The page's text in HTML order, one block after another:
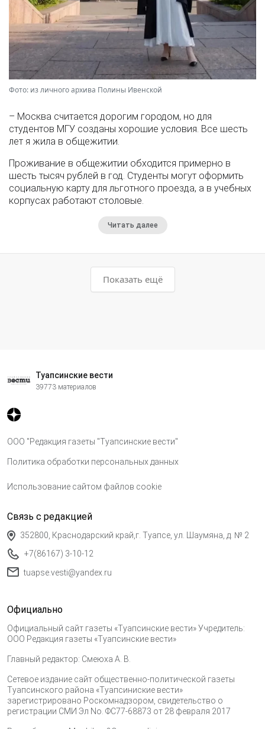
Фото: из личного архива Полины Ивенской
– Москва считается дорогим городом, но для
студентов МГУ созданы хорошие условия. Все шесть
лет я жила в общежитии.
Проживание в общежитии обходится примерно в
шесть тысяч рублей в год. Студенты могут оформить
социальную карту для льготного проезда, а в учебных
корпусах работают столовые.
Читать далее
Показать ещё
Туапсинские вести
39773 материалов
ООО "Редакция газеты "Туапсинские вести"
Политика обработки персональных данных
Использование сайтом файлов cookie
Связь с редакцией
352800, Краснодарский край,г. Туапсе, ул. Шаумяна, д. № 2
+7(86167) 3-10-12
tuapse.vesti@yandex.ru
Официально
Официальный сайт газеты «Туапсинские вести» Учредитель:
ООО Редакция газеты «Туапсинские вести»
Главный редактор: Смеюха А. В.
Сетевое издание сайт общественно-политической газеты
Туапсинского района «Туапсиниские вести»
зарегистрировано Роскомнадзором, свидетельство о
регистрации СМИ Эл No. ФС77-68873 от 28 февраля 2017